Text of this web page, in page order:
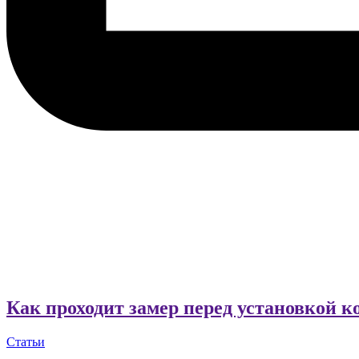
Как проходит замер перед установкой
Статьи